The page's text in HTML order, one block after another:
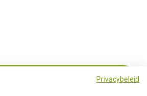
informatie over gezondheid- en
Privacybeleid